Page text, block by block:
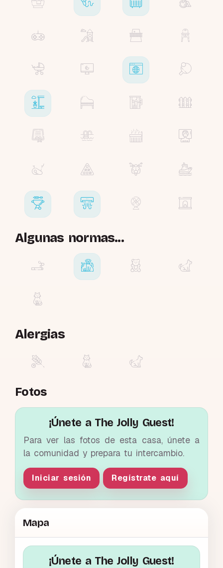
Algunas normas...
Alergias
Fotos
¡Únete a The Jolly Guest!
Para ver las fotos de esta casa, únete a
la comunidad y prepara tu intercambio.
Iniciar sesión Regístrate aquí
Mapa
¡Únete a The Jolly Guest!